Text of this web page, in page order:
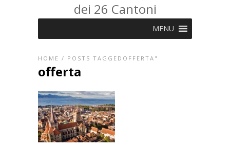
dei 26 Cantoni
MENU
HOME / POSTS TAGGEDOFFERTA"
offerta